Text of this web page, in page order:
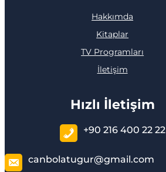
Hakkımda
Kitaplar
TV Programları
İletişim
Hızlı İletişim
+90 216 400 22 22
canbolatugur@gmail.com